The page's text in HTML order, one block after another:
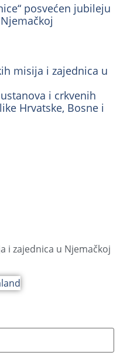
posvećen jubileju
misija i zajednica u
i crkvenih
Hrvatske, Bosne i
i zajednica u Njemačkoj